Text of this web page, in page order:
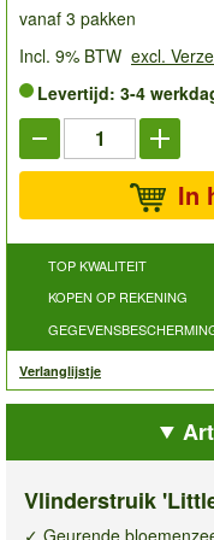
vanaf 3 pakken
Incl. 9% BTW excl.
Levertijd: 3-4
In
TOP KWALITEIT
KOPEN OP REKENING
Verlanglijstje
Vlinderstruik
✓ Geurende